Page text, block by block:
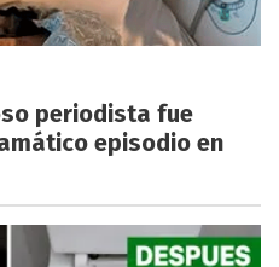
periodista fue
episodio en